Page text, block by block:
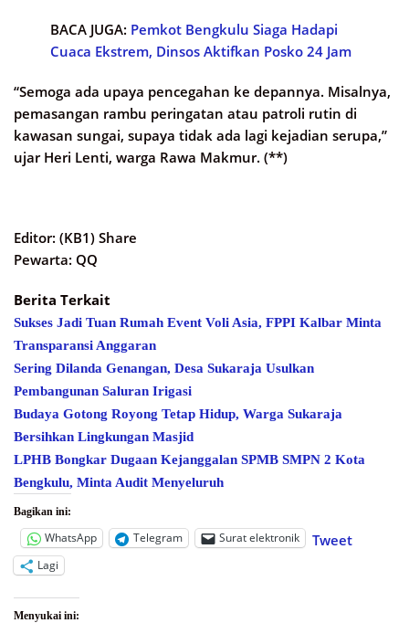
BACA JUGA: Pemkot Bengkulu Siaga Hadapi
Cuaca Ekstrem, Dinsos Aktifkan Posko 24 Jam
“Semoga ada upaya pencegahan ke depannya. Misalnya,
pemasangan rambu peringatan atau patroli rutin di
kawasan sungai, supaya tidak ada lagi kejadian serupa,”
ujar Heri Lenti, warga Rawa Makmur. (**)
Editor: (KB1) Share
Pewarta: QQ
Berita Terkait
Sukses Jadi Tuan Rumah Event Voli Asia, FPPI Kalbar Minta
Transparansi Anggaran
Sering Dilanda Genangan, Desa Sukaraja Usulkan
Pembangunan Saluran Irigasi
Budaya Gotong Royong Tetap Hidup, Warga Sukaraja
Bersihkan Lingkungan Masjid
LPHB Bongkar Dugaan Kejanggalan SPMB SMPN 2 Kota
Bengkulu, Minta Audit Menyeluruh
Bagikan ini:
WhatsApp Telegram Surat elektronik Tweet
Lagi
Menyukai ini: